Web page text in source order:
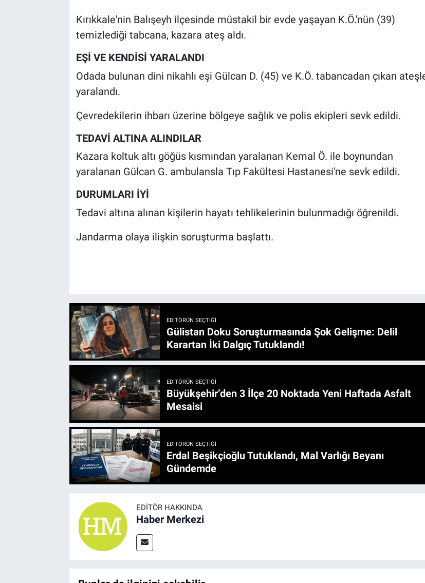
Kırıkkale'nin Balışeyh ilçesinde müstakil bir evde yaşayan K.Ö.'nün (39)
temizlediği tabcana, kazara ateş aldı.
EŞİ VE KENDİSİ YARALANDI
Odada bulunan dini nikahlı eşi Gülcan D. (45) ve K.Ö. tabancadan çıkan
yaralandı.
Çevredekilerin ihbarı üzerine bölgeye sağlık ve polis ekipleri sevk edildi.
TEDAVİ ALTINA ALINDILAR
Kazara koltuk altı göğüs kısmından yaralanan Kemal Ö. ile boynundan
yaralanan Gülcan G. ambulansla Tıp Fakültesi Hastanesi'ne sevk edildi.
DURUMLARI İYİ
Tedavi altına alınan kişilerin hayatı tehlikelerinin bulunmadığı öğrenildi.
Jandarma olaya ilişkin soruşturma başlattı.
EDITÖRÜN SEÇTIĞI
Gülistan Doku Soruşturmasında Şok Gelişme: Delil
Karartan İki Dalgıç Tutuklandı!
EDITÖRÜN SEÇTIĞI
Büyükşehir’den 3 İlçe 20 Noktada Yeni Haftada Asfalt
Mesaisi
EDITÖRÜN SEÇTIĞI
Erdal Beşikçioğlu Tutuklandı, Mal Varlığı Beyanı
Gündemde
EDITÖR HAKKINDA
Haber Merkezi